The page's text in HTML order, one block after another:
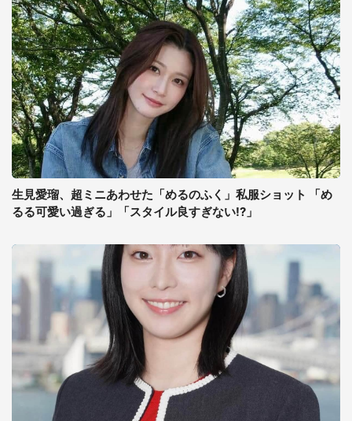
生見愛瑠、超ミニあわせた「めるのふく」私服ショット 「め
るる可愛い過ぎる」「スタイル良すぎない!?」